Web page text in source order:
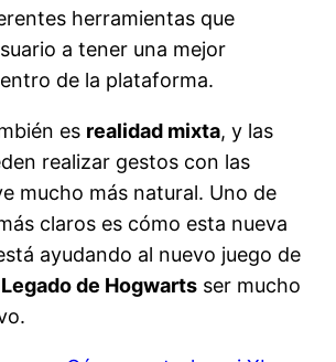
herramientas que
a tener una mejor
de la plataforma.
es realidad mixta, y las
realizar gestos con las
mucho más natural. Uno de
claros es cómo esta nueva
ayudando al nuevo juego de
Legado de Hogwarts ser mucho